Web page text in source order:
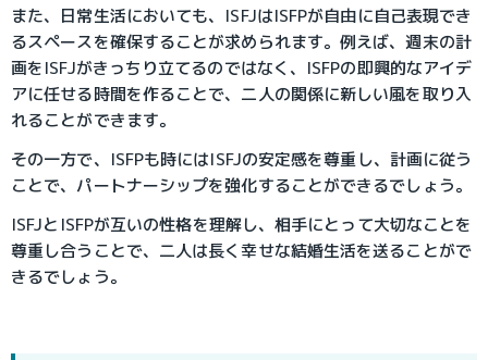
また、日常生活においても、ISFJはISFPが自由に自己表現でき
るスペースを確保することが求められます。例えば、週末の計
画をISFJがきっちり立てるのではなく、ISFPの即興的なアイデ
アに任せる時間を作ることで、二人の関係に新しい風を取り入
れることができます。
その一方で、ISFPも時にはISFJの安定感を尊重し、計画に従う
ことで、パートナーシップを強化することができるでしょう。
ISFJとISFPが互いの性格を理解し、相手にとって大切なことを
尊重し合うことで、二人は長く幸せな結婚生活を送ることがで
きるでしょう。